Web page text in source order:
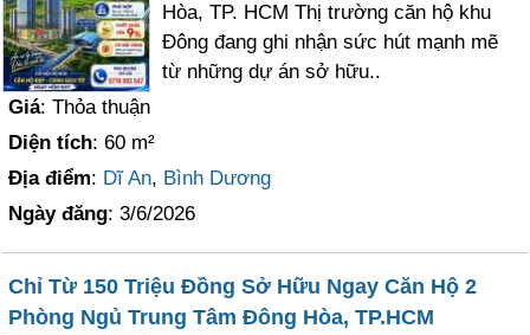
Hòa, TP. HCM Thị trường căn hộ khu
Đông đang ghi nhận sức hút mạnh mẽ
từ những dự án sở hữu..
Giá: Thỏa thuận
Diện tích: 60 m²
Địa điểm: Dĩ An, Bình Dương
Ngày đăng: 3/6/2026
Chỉ Từ 150 Triệu Đồng Sở Hữu Ngay Căn Hộ 2
Phòng Ngủ Trung Tâm Đông Hòa, TP.HCM